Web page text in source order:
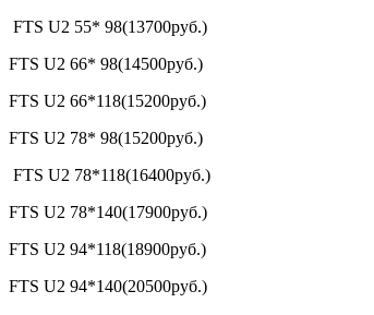
FTS U2 55* 98(13700руб.)
FTS U2 66* 98(14500руб.)
FTS U2 66*118(15200руб.)
FTS U2 78* 98(15200руб.)
FTS U2 78*118(16400руб.)
FTS U2 78*140(17900руб.)
FTS U2 94*118(18900руб.)
FTS U2 94*140(20500руб.)